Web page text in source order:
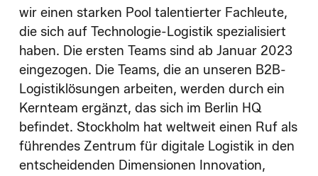
Unsere Kultur
Toggle accordion
Vorteile und Benefits
Vielfalt und Inklusion
Nachhaltigkeit
Was wir tun
Toggle accordion
Job Kategorien
Early Careers
Wo wir arbeiten
wir einen starken Pool talentierter Fachleute,
die sich auf Technologie-Logistik spezialisiert
haben. Die ersten Teams sind ab Januar 2023
eingezogen. Die Teams, die an unseren B2B-
Logistiklösungen arbeiten, werden durch ein
Kernteam ergänzt, das sich im Berlin HQ
befindet. Stockholm hat weltweit einen Ruf als
führendes Zentrum für digitale Logistik in den
entscheidenden Dimensionen Innovation,